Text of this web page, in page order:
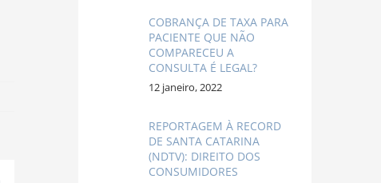
COBRANÇA DE TAXA PARA
PACIENTE QUE NÃO
COMPARECEU A
CONSULTA É LEGAL?
12 janeiro, 2022
REPORTAGEM À RECORD
DE SANTA CATARINA
(NDTV): DIREITO DOS
CONSUMIDORES